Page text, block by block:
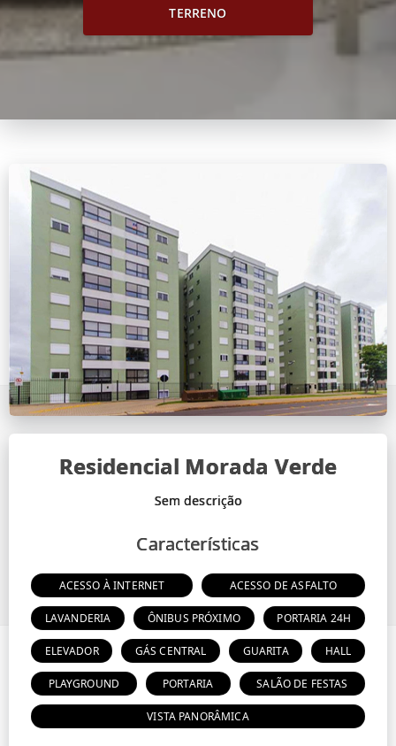
TERRENO
Residencial Morada Verde
Sem descrição
Características
ACESSO À INTERNET ACESSO DE ASFALTO
LAVANDERIA ÔNIBUS PRÓXIMO PORTARIA 24H
ELEVADOR GÁS CENTRAL GUARITA HALL
PLAYGROUND PORTARIA SALÃO DE FESTAS
VISTA PANORÂMICA